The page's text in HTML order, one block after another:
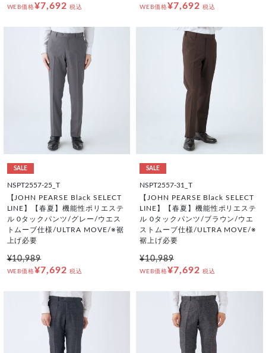
WEB価格¥7,692 税込 WEB価格¥7,692 税込
SALE
NSPT2557-25_T
【JOHN PEARSE Black SELECT
LINE】【春夏】機能性ポリエステ
ル 0タックパンツ/グレー/ウエス
トムーブ仕様/ULTRA MOVE/※裾
上げ必要
¥10,989
WEB価格¥7,692 税込
SALE
NSPT2557-31_T
【JOHN PEARSE Black SELECT
LINE】【春夏】機能性ポリエステ
ル 0タックパンツ/ブラウン/ウエ
ストムーブ仕様/ULTRA MOVE/※
裾上げ必要
¥10,989
WEB価格¥7,692 税込